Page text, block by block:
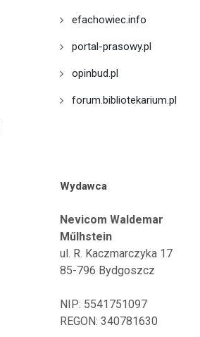
efachowiec.info
portal-prasowy.pl
opinbud.pl
forum.bibliotekarium.pl
Wydawca
Nevicom Waldemar
Műlhstein
ul. R. Kaczmarczyka 17
85-796 Bydgoszcz
NIP: 5541751097
REGON: 340781630